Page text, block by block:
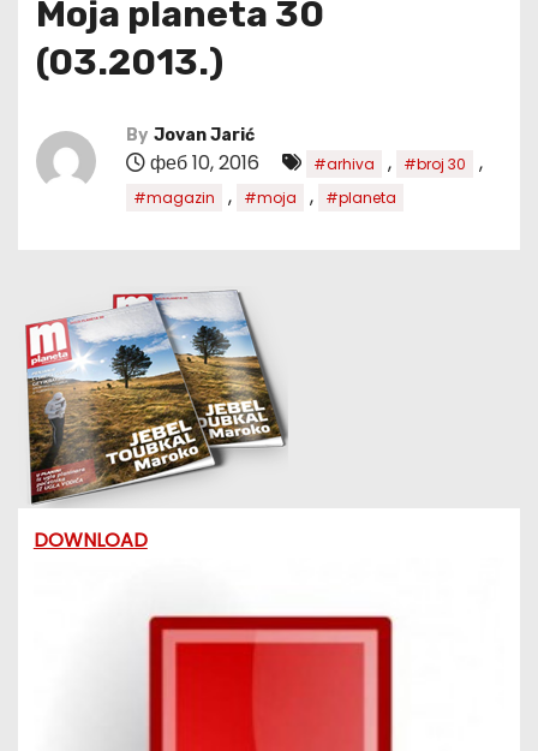
Moja planeta 30
(03.2013.)
By Jovan Jarić
феб 10, 2016 #arhiva , #broj 30 ,
#magazin , #moja , #planeta
DOWNLOAD